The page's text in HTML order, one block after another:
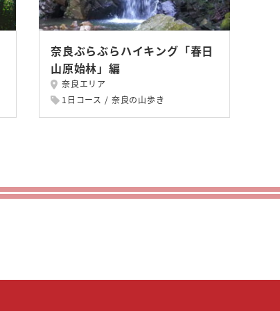
奈良ぶらぶらハイキング「春日
山原始林」編
奈良エリア
1日コース
奈良の山歩き